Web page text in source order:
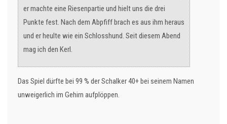
er machte eine Riesenpartie und hielt uns die drei
Punkte fest. Nach dem Abpfiff brach es aus ihm heraus
und er heulte wie ein Schlosshund. Seit diesem Abend
mag ich den Kerl.
Das Spiel dürfte bei 99 % der Schalker 40+ bei seinem Namen
unweigerlich im Gehirn aufplöppen.